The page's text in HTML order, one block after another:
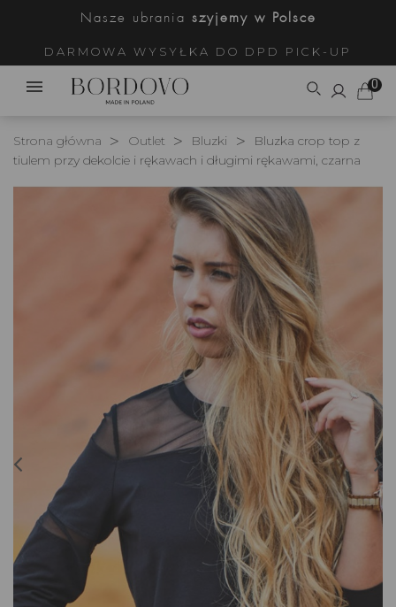
Nasze ubrania szyjemy w Polsce
DARMOWA WYSYŁKA DO DPD PICK-UP
0
Strona główna Outlet Bluzki
Bluzka crop top z
tiulem przy dekolcie i rękawach i długimi rękawami, czarna